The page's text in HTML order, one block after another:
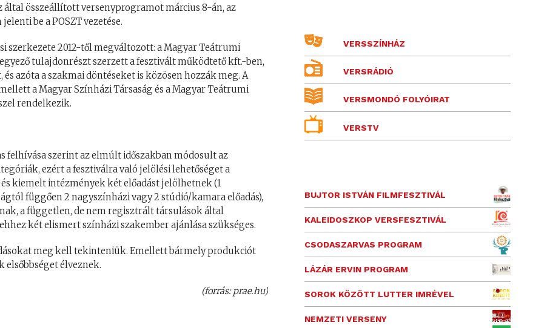
által összeállított versenyprogramot március 8-án, az
be a POSZT vezetése.
szerkezete 2012-től megváltozott: a Magyar Teátrumi
tulajdonrészt szerzett a fesztivált működtető kft.-ben,
azóta a szakmai döntéseket is közösen hozzák meg. A
a Magyar Színházi Társaság és a Magyar Teátrumi
rendelkezik.
felhívása szerint az elmúlt időszakban módosult az
ezért a fesztiválra való jelölési lehetőséget a
kiemelt intézmények két előadást jelölhetnek (1
függően 2 nagyszínházi vagy 2 stúdió/kamara előadás),
a független, de nem regisztrált társulások által
két elismert színházi szakember ajánlása szükséges.
meg kell tekinteniük. Emellett bármely produkciót
élveznek.
(forrás: prae.hu)
VERSSZÍNHÁZ
VERSRÁDIÓ
VERSMONDÓ FOLYÓIRAT
VERSTV
BUJTOR ISTVÁN FILMFESZTIVÁL
KALEIDOSZKOP VERSFESZTIVÁL
CSODASZARVAS PROGRAM
LÁZÁR ERVIN PROGRAM
SOROK KÖZÖTT LUTTER IMRÉVEL
NEMZETI VERSENY